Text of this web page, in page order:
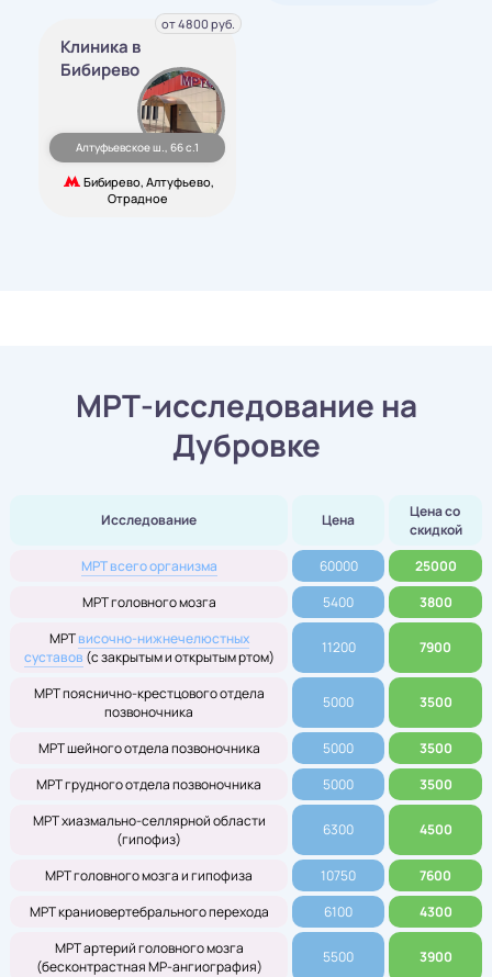
Клиника в
Бибирево
Алтуфьевское ш., 66 с.1
Бибирево, Алтуфьево,
Отрадное
от 4800 руб.
МРТ-исследование на
Дубровке
Исследование Цена
Цена со
скидкой
МРТ всего организма
60000
25000
МРТ головного мозга
5400
3800
МРТвисочно-нижнечелюстных
суставов (с закрытым и открытым ртом)
11200 7900
МРТ пояснично-крестцового отдела
позвоночника
5000 3500
МРТ шейного отдела позвоночника 5000
3500
МРТ грудного отдела позвоночника
5000
3500
МРТ хиазмально-селлярной области
(гипофиз)
6300 4500
МРТ головного мозга и гипофиза 10750
7600
МРТ краниовертебрального перехода
6100
4300
МРТ артерий головного мозга
(бесконтрастная МР-ангиография)
5500 3900